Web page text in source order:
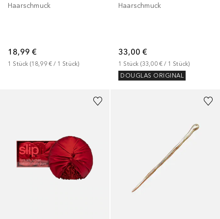
Haarschmuck
18,99 €
1 Stück (18,99 € / 1 Stück)
Haarschmuck
33,00 €
1 Stück (33,00 € / 1 Stück)
DOUGLAS ORIGINAL